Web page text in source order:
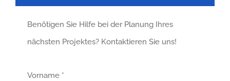
Benötigen Sie Hilfe bei der Planung Ihres
nächsten Projektes? Kontaktieren Sie uns!
Vorname *